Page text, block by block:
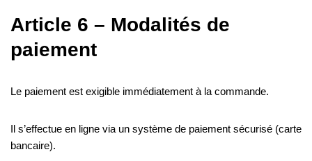
Article 6 – Modalités de
paiement
Le paiement est exigible immédiatement à la commande.
Il s’effectue en ligne via un système de paiement sécurisé (carte
bancaire).